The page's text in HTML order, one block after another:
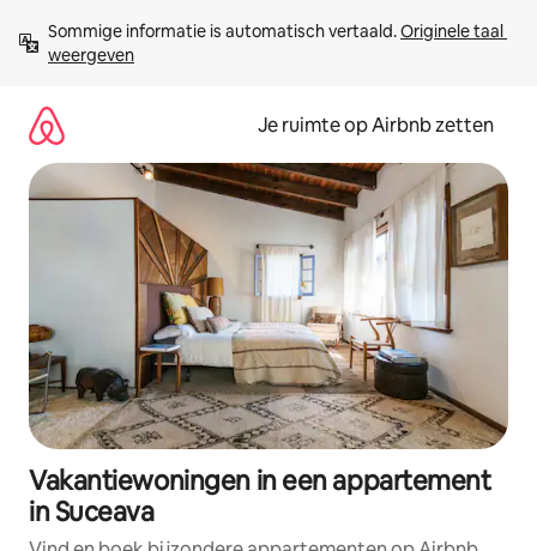
direct
naar
Sommige informatie is automatisch vertaald. Originele taal
weergeven
Je ruimte op Airbnb zetten
Vakantiewoningen in een appartement
in Suceava